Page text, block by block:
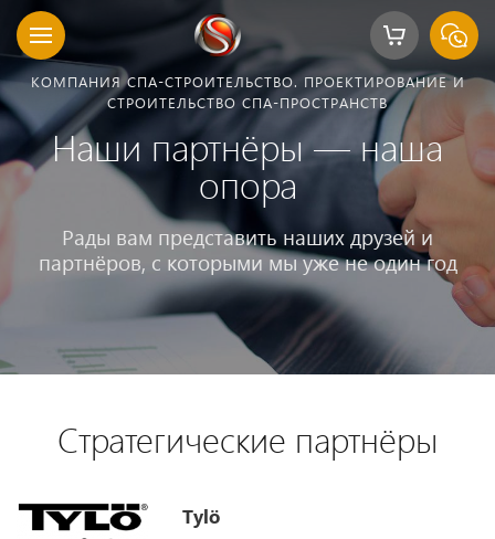
КОМПАНИЯ СПА-СТРОИТЕЛЬСТВО. ПРОЕКТИРОВАНИЕ И
СТРОИТЕЛЬСТВО СПА-ПРОСТРАНСТВ
Наши партнёры — наша
опора
Рады вам представить наших друзей и
партнёров, с которыми мы уже не один год
Стратегические партнёры
Tylö